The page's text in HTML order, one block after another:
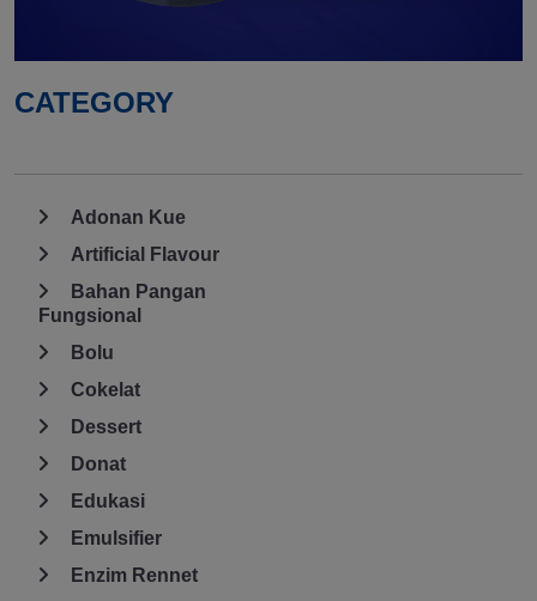
CATEGORY
Adonan Kue
Artificial Flavour
Bahan Pangan
Fungsional
Bolu
Cokelat
Dessert
Donat
Edukasi
Emulsifier
Enzim Rennet